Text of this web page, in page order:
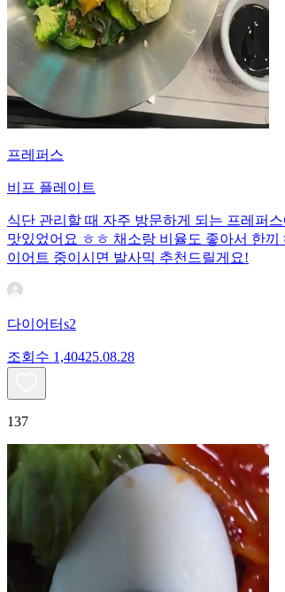
프레퍼스
비프 플레이트
식단 관리할 때 자주 방문하게 되는 프레퍼
맛있었어요 ㅎㅎ 채소랑 비율도 좋아서 한
이어트 중이시면 발사믹 추천드릴게요!
다이어터s2
조회수 1,40425.08.28
137